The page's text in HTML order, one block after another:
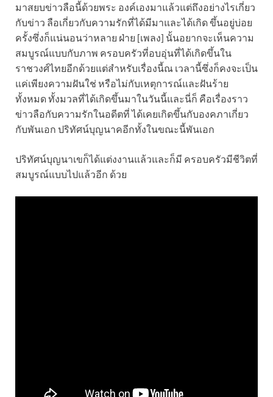
มาสยบข่าวลือนี้ด้วยพระ องค์เองมาแล้วแต่ถึงอย่างไรเกี่ยว
กับข่าว ลือเกี่ยวกับความรักที่ได้มีมาและได้เกิด ขึ้นอยู่บ่อย
ครั้งซึ่งก็แน่นอนว่าหลาย ฝ่าย [เพลง] นั้นอยากจะเห็นความ
สมบูรณ์แบบกับภาพ ครอบครัวที่อบอุ่นที่ได้เกิดขึ้นใน
ราชวงศ์ไทยอีกด้วยแต่สำหรับเรื่องนี้ณ เวลานี้ซึ่งก็คงจะเป็น
แค่เพียงความฝันใช่ หรือไม่กับเหตุการณ์และฝันร้าย
ทั้งหมด ทั้งมวลที่ได้เกิดขึ้นมาในวันนี้และนี่ก็ คือเรื่องราว
ข่าวลือกับความรักในอดีตที่ ได้เคยเกิดขึ้นกับองคภาเกี่ยว
กับพันเอก ปริทัศน์บุญนาคอีกทั้งในขณะนี้พันเอก
ปริทัศน์บุญนาเขก็ได้แต่งงานแล้วและก็มี ครอบครัวมีชีวิตที่
สมบูรณ์แบบไปแล้วอีก ด้วย